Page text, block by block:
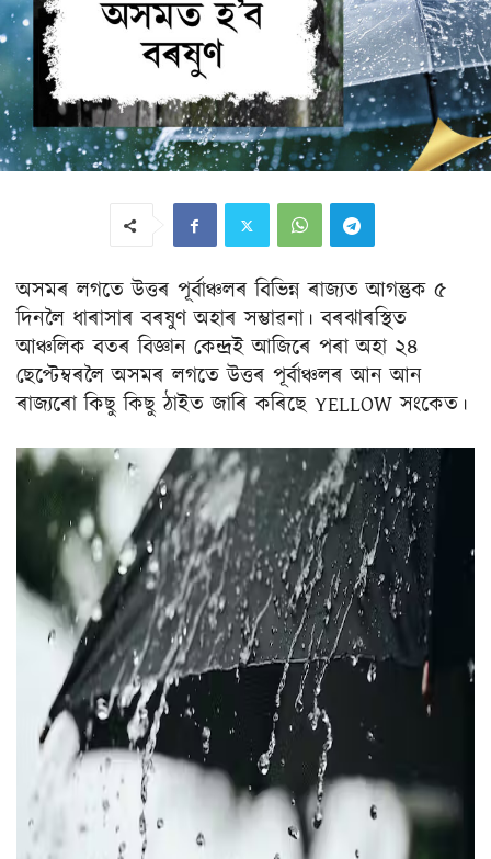
অসমৰ লগতে উত্তৰ পূৰ্বাঞ্চলৰ বিভিন্ন ৰাজ্যত আগন্তুক ৫
দিনলৈ ধাৰাসাৰ বৰষুণ অহাৰ সম্ভাৱনা। বৰঝাৰস্থিত
আঞ্চলিক বতৰ বিজ্ঞান কেন্দ্ৰই আজিৰে পৰা অহা ২৪
ছেপ্টেম্বৰলৈ অসমৰ লগতে উত্তৰ পূৰ্বাঞ্চলৰ আন আন
ৰাজ্যৰো কিছু কিছু ঠাইত জাৰি কৰিছে YELLOW সংকেত।